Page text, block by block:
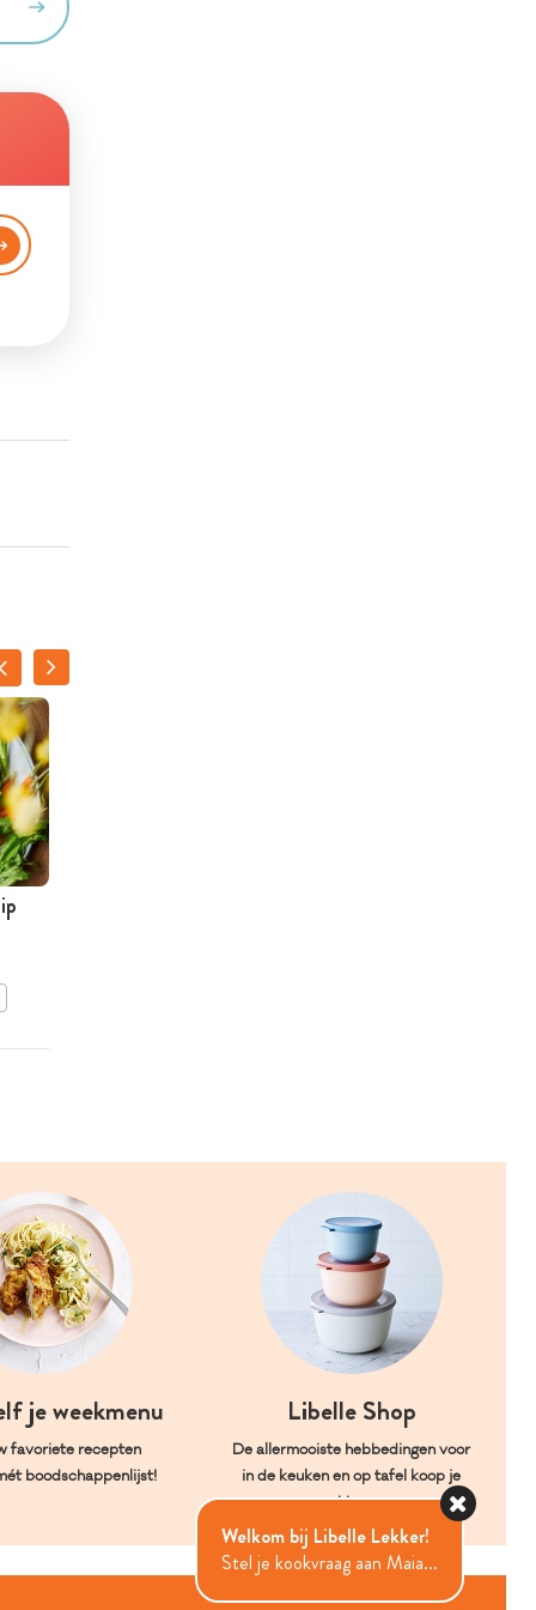
je weekmenu
favoriete recepten
boodschappenlijst!
Libelle Shop
De allermooiste hebbedingen voor
in de keuken en op tafel koop je
hier.
Welkom bij Libelle Lekker!
Stel je kookvraag aan Maia...